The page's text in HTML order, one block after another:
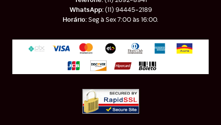
(11)94445-2189
Seg à Sex 7:00 às 16:00.